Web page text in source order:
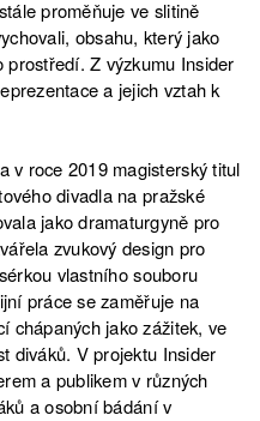
proměňuje ve slitině
obsahu, který jako
prostředí. Z výzkumu Insider
a jejich vztah k
v roce 2019 magisterský titul
divadla na pražské
jako dramaturgyně pro
zvukový design pro
vlastního souboru
práce se zaměřuje na
chápaných jako zážitek, ve
diváků. V projektu Insider
a publikem v různých
a osobní bádání v